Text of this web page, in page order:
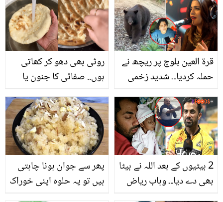
سے ہر کوئی پریشان ہے
جانیں ان بچنے کی آسان
ٹپس
قدیم راز
روٹی بھی دھو کر کھاتی
ہوں.. صفائی کا جنون یا
دھو کر کھانے کی حیران کن
ویڈیو وائرل
قرۃ العین بلوچ پر ریچھ نے
حملہ کردیا۔۔ شدید زخمی
گلوکارہ اب کیسی ہیں؟
پھر سے جوان ہونا چاہتی
ہیں تو یہ حلوہ اپنی خوراک
2 بیٹیوں کے بعد اللہ نے بیٹا
بھی دے دیا۔۔ وہاب ریاض